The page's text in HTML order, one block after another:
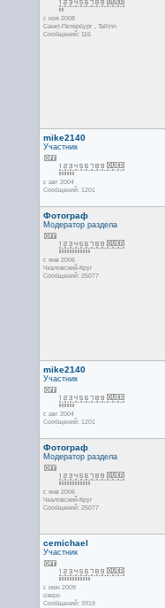
с ноя 2008
Санкт-Петербург , Tallinn
Сообщений: 116
mike2140
Участник
с авг 2004
Сообщений: 1201
Фотограф
Модератор раздела
с янв 2006
Чкаловский-Круг
Сообщений: 25077
mike2140
Участник
с авг 2004
Сообщений: 1201
Фотограф
Модератор раздела
с янв 2006
Чкаловский-Круг
Сообщений: 25077
cemichael
Участник
с июн 2009
озеро
Сообщений: 3919